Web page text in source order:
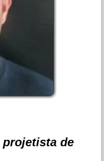
projetista de